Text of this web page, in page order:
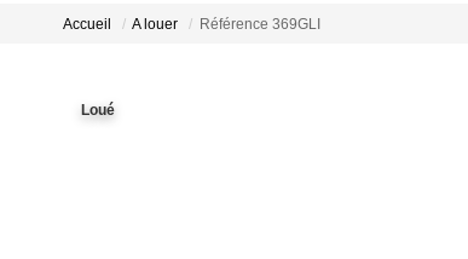
Accueil A louer Référence 369GLI
Loué